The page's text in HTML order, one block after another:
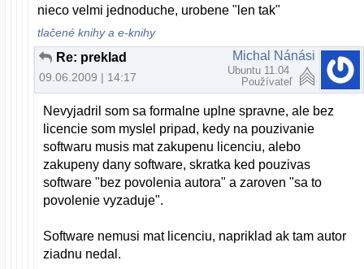
nieco velmi jednoduche, urobene "len tak"
tlačené knihy a e-knihy
Re: preklad
09.06.2009 | 14:17
Michal Nánási
Ubuntu 11.04
Používateľ
Nevyjadril som sa formalne uplne spravne, ale bez
licencie som myslel pripad, kedy na pouzivanie
softwaru musis mat zakupenu licenciu, alebo
zakupeny dany software, skratka ked pouzivas
software "bez povolenia autora" a zaroven "sa to
povolenie vyzaduje".
Software nemusi mat licenciu, napriklad ak tam autor
ziadnu nedal.